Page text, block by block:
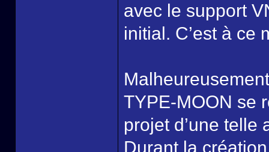
avec le support
initial. C’est à ce
TYPE-MOON se
projet d’une
Durant la